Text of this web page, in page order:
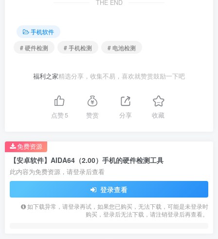
THE END
手机软件
# 硬件检测
# 手机检测 # 电池检测
福利之家精选分享，收集不易，喜欢就赞赏鼓励一下吧
点赞5 赞赏 分享 收藏
【安卓软件】AIDA64（2.00）手机的硬件检测工具
此内容为免费资源，请登录后查看
登录查看
如下载异常，请登录再试，如果您已购买，无法下载，可能是未登录时
购买，登录后无法下载，请注销登录后再查看。
免费资源